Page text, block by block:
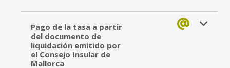
Pago de la tasa a partir
del documento de
liquidación emitido por
el Consejo Insular de
Mallorca